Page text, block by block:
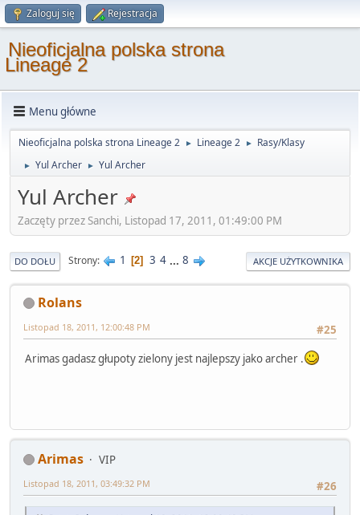
Zaloguj się Rejestracja
Nieoficjalna polska strona
Lineage 2
Menu główne
Nieoficjalna polska strona Lineage 2 ► Lineage 2 ► Rasy/Klasy
► Yul Archer ► Yul Archer
Yul Archer
Zaczęty przez Sanchi, Listopad 17, 2011, 01:49:00 PM
DO DOŁU Strony 1 2 3 4 ... 8 AKCJE UŻYTKOWNIKA
Rolans
#25
Listopad 18, 2011, 12:00:48 PM
Arimas gadasz głupoty zielony jest najlepszy jako archer .
Arimas
VIP
#26
Listopad 18, 2011, 03:49:32 PM